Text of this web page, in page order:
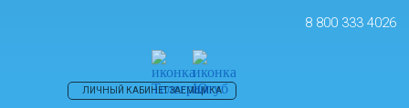
8 800 333 4026
ЛИЧНЫЙ КАБИНЕТ ЗАЕМЩИКА